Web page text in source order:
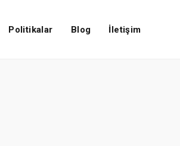
Politikalar Blog İletişim